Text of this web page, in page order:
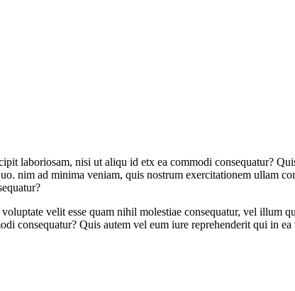
laboriosam, nisi ut aliqu id etx ea commodi consequatur?
nim ad minima veniam, quis nostrum exercitationem ullam
velit esse quam nihil molestiae consequatur, vel
consequatur? Quis autem vel eum iure reprehenderit qui in